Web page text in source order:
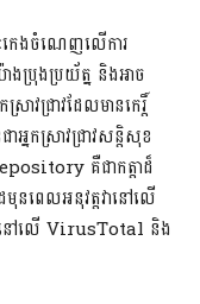
កេងចំណេញលើការ
ាងប្រុងប្រយ័ត្ន និងអាច
វជ្រាវដែលមានកេរ្តិ៍
នកស្រាវជ្រាវសន្តិសុខ
គឺជាកត្តាដ៏
ពេលអនុវត្តវានៅលើ
នៅលើ VirusTotal និង